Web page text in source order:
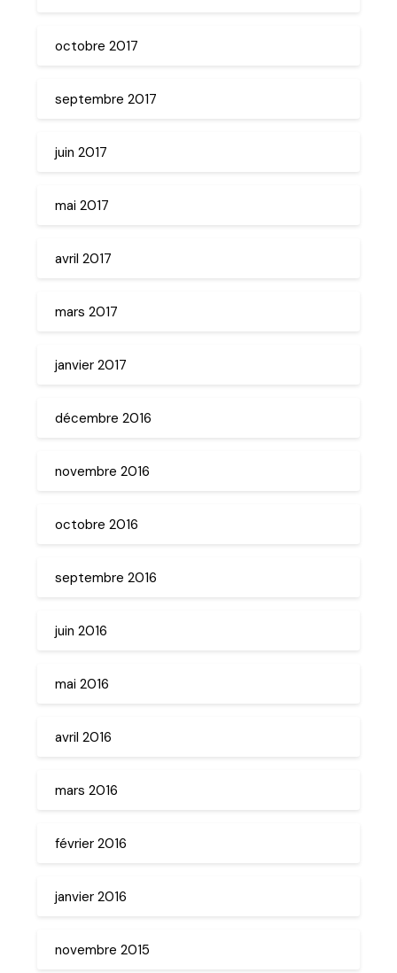
octobre 2017
septembre 2017
juin 2017
mai 2017
avril 2017
mars 2017
janvier 2017
décembre 2016
novembre 2016
octobre 2016
septembre 2016
juin 2016
mai 2016
avril 2016
mars 2016
février 2016
janvier 2016
novembre 2015